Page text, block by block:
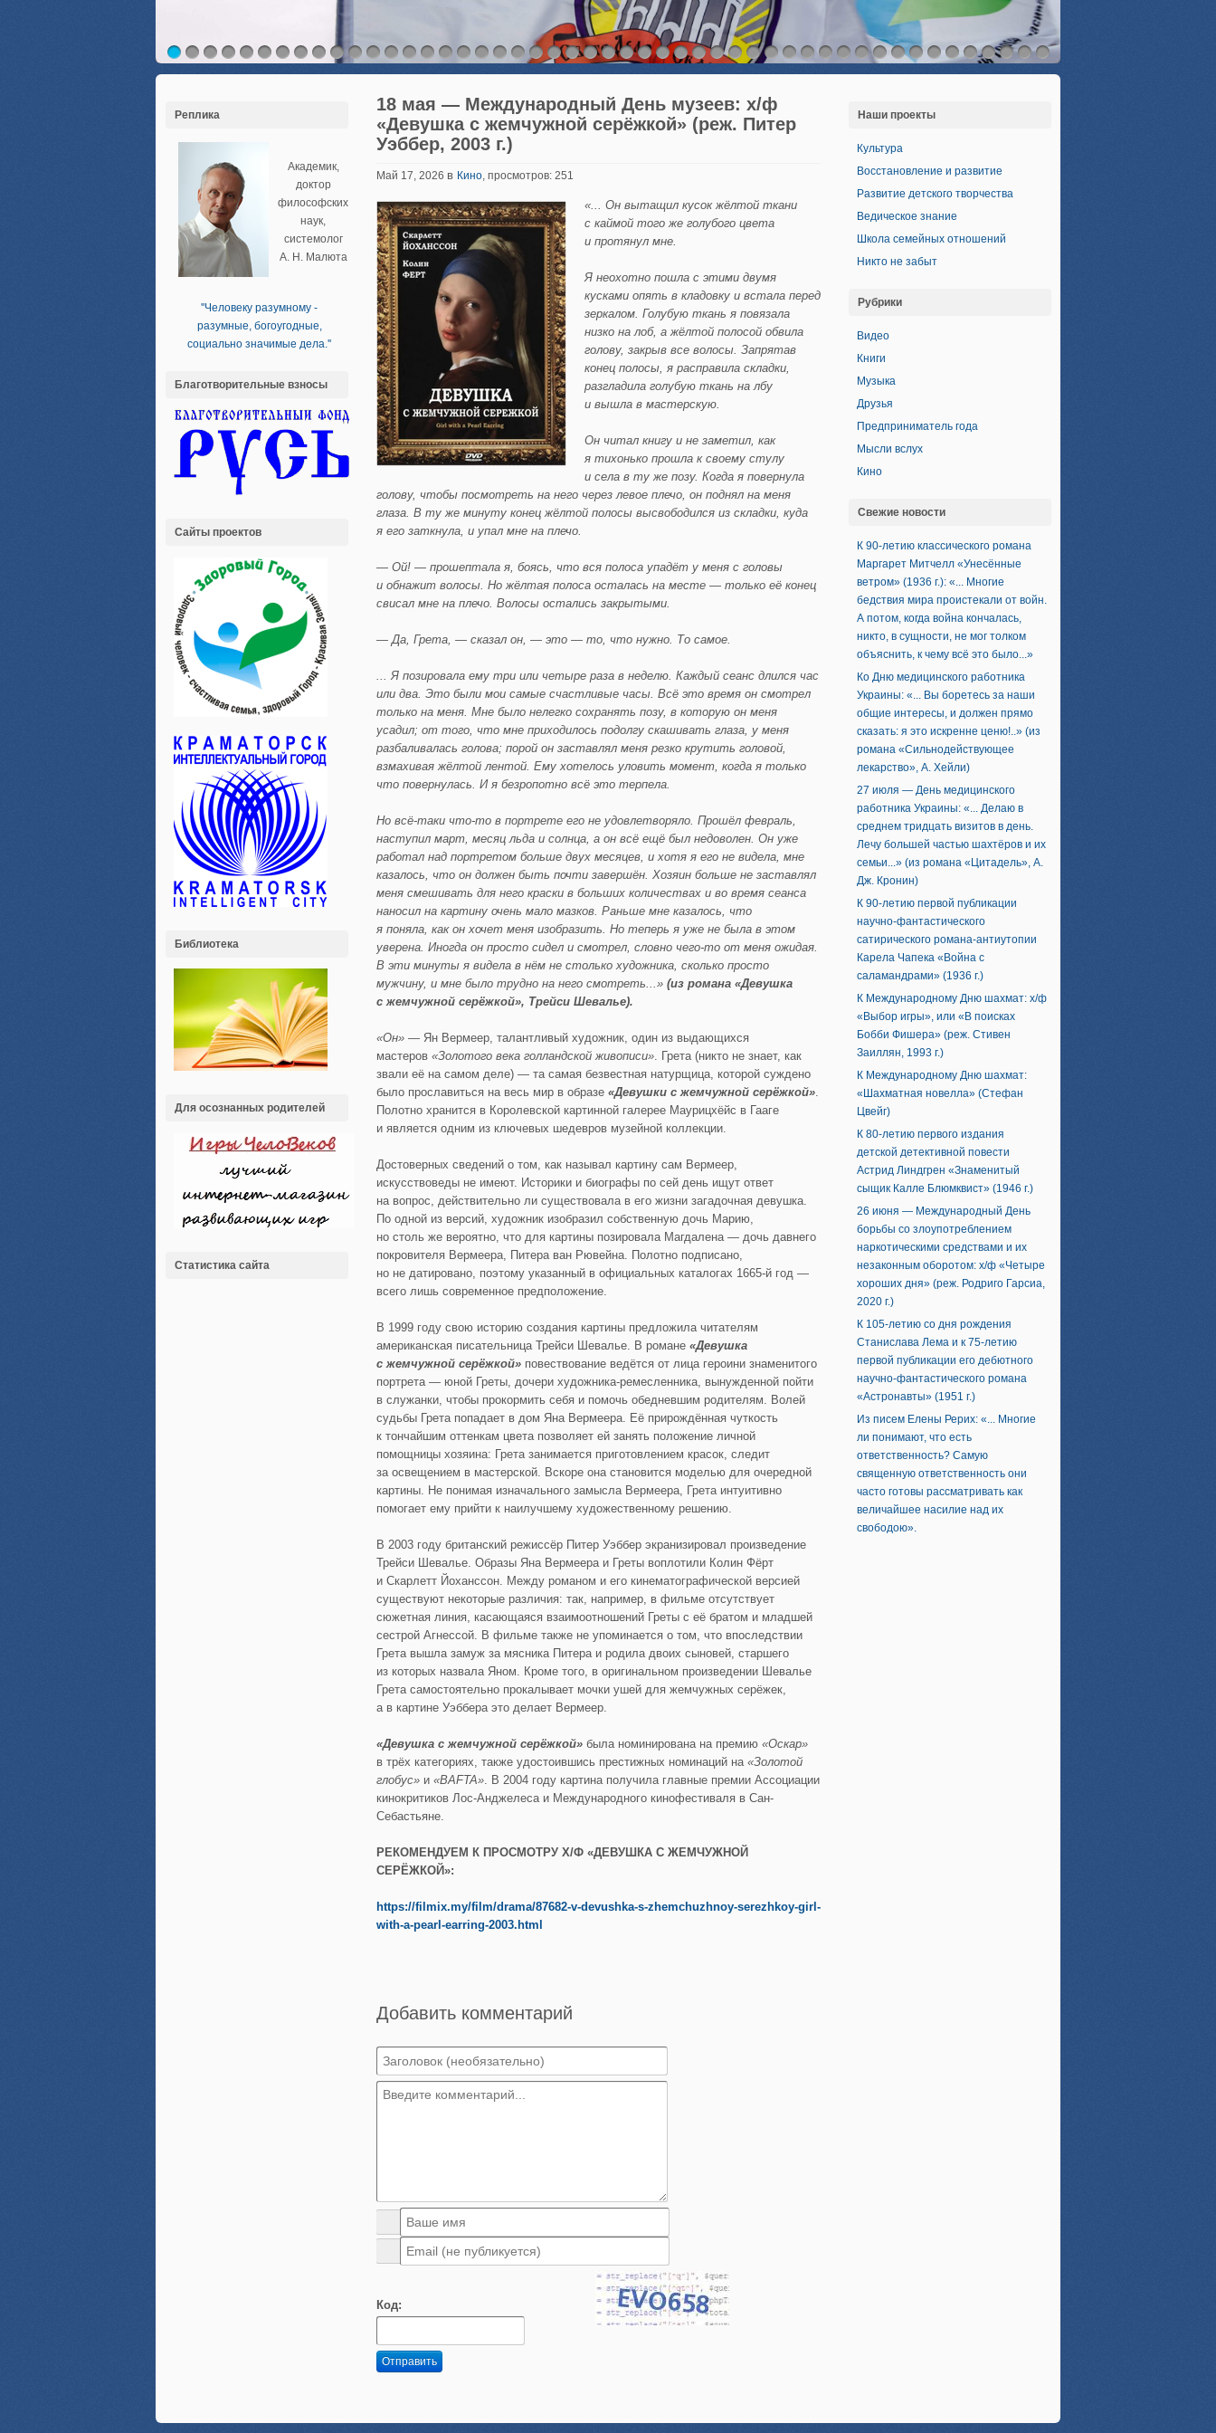
Реплика
Академик,
доктор
философских
наук,
системолог
А. Н. Малюта
''Человеку разумному -
разумные, богоугодные,
социально значимые дела.''
Благотворительные взносы
Сайты проектов
Библиотека
Для осознанных родителей
Статистика сайта
18 мая — Международный День музеев: х/ф
«Девушка с жемчужной серёжкой» (реж. Питер
Уэббер, 2003 г.)
Май 17, 2026 в Кино, просмотров: 251
«... Он вытащил кусок жёлтой ткани
с каймой того же голубого цвета
и протянул мне.
Я неохотно пошла с этими двумя
кусками опять в кладовку и встала перед
зеркалом. Голубую ткань я повязала
низко на лоб, а жёлтой полосой обвила
голову, закрыв все волосы. Запрятав
конец полосы, я расправила складки,
разгладила голубую ткань на лбу
и вышла в мастерскую.
Он читал книгу и не заметил, как
я тихонько прошла к своему стулу
и села в ту же позу. Когда я повернула
голову, чтобы посмотреть на него через левое плечо, он поднял на меня
глаза. В ту же минуту конец жёлтой полосы высвободился из складки, куда
я его заткнула, и упал мне на плечо.
— Ой! — прошептала я, боясь, что вся полоса упадёт у меня с головы
и обнажит волосы. Но жёлтая полоса осталась на месте — только её конец
свисал мне на плечо. Волосы остались закрытыми.
— Да, Грета, — сказал он, — это — то, что нужно. То самое.
...Я позировала ему три или четыре раза в неделю. Каждый сеанс длился час
или два. Это были мои самые счастливые часы. Всё это время он смотрел
только на меня. Мне было нелегко сохранять позу, в которую он меня
усадил; от того, что мне приходилось подолгу скашивать глаза, у меня
разбаливалась голова; порой он заставлял меня резко крутить головой,
взмахивая жёлтой лентой. Ему хотелось уловить момент, когда я только
что повернулась. И я безропотно всё это терпела.
Но всё-таки что-то в портрете его не удовлетворяло. Прошёл февраль,
наступил март, месяц льда и солнца, а он всё ещё был недоволен. Он уже
работал над портретом больше двух месяцев, и хотя я его не видела, мне
казалось, что он должен быть почти завершён. Хозяин больше не заставлял
меня смешивать для него краски в больших количествах и во время сеанса
наносил на картину очень мало мазков. Раньше мне казалось, что
я поняла, как он хочет меня изобразить. Но теперь я уже не была в этом
уверена. Иногда он просто сидел и смотрел, словно чего-то от меня ожидая.
В эти минуты я видела в нём не столько художника, сколько просто
мужчину, и мне было трудно на него смотреть...» (из романа «Девушка
с жемчужной серёжкой», Трейси Шевалье).
«Он» — Ян Вермеер, талантливый художник, один из выдающихся
мастеров «Золотого века голландской живописи». Грета (никто не знает, как
звали её на самом деле) — та самая безвестная натурщица, которой суждено
было прославиться на весь мир в образе «Девушки с жемчужной серёжкой».
Полотно хранится в Королевской картинной галерее Маурицхёйс в Гааге
и является одним из ключевых шедевров музейной коллекции.
Достоверных сведений о том, как называл картину сам Вермеер,
искусствоведы не имеют. Историки и биографы по сей день ищут ответ
на вопрос, действительно ли существовала в его жизни загадочная девушка.
По одной из версий, художник изобразил собственную дочь Марию,
но столь же вероятно, что для картины позировала Магдалена — дочь давнего
покровителя Вермеера, Питера ван Рювейна. Полотно подписано,
но не датировано, поэтому указанный в официальных каталогах 1665-й год —
всего лишь современное предположение.
В 1999 году свою историю создания картины предложила читателям
американская писательница Трейси Шевалье. В романе «Девушка
с жемчужной серёжкой» повествование ведётся от лица героини знаменитого
портрета — юной Греты, дочери художника-ремесленника, вынужденной пойти
в служанки, чтобы прокормить себя и помочь обедневшим родителям. Волей
судьбы Грета попадает в дом Яна Вермеера. Её прирождённая чуткость
к тончайшим оттенкам цвета позволяет ей занять положение личной
помощницы хозяина: Грета занимается приготовлением красок, следит
за освещением в мастерской. Вскоре она становится моделью для очередной
картины. Не понимая изначального замысла Вермеера, Грета интуитивно
помогает ему прийти к наилучшему художественному решению.
В 2003 году британский режиссёр Питер Уэббер экранизировал произведение
Трейси Шевалье. Образы Яна Вермеера и Греты воплотили Колин Фёрт
и Скарлетт Йоханссон. Между романом и его кинематографической версией
существуют некоторые различия: так, например, в фильме отсутствует
сюжетная линия, касающаяся взаимоотношений Греты с её братом и младшей
сестрой Агнессой. В фильме также не упоминается о том, что впоследствии
Грета вышла замуж за мясника Питера и родила двоих сыновей, старшего
из которых назвала Яном. Кроме того, в оригинальном произведении Шевалье
Грета самостоятельно прокалывает мочки ушей для жемчужных серёжек,
а в картине Уэббера это делает Вермеер.
«Девушка с жемчужной серёжкой» была номинирована на премию «Оскар»
в трёх категориях, также удостоившись престижных номинаций на «Золотой
глобус» и «BAFTA». В 2004 году картина получила главные премии Ассоциации
кинокритиков Лос-Анджелеса и Международного кинофестиваля в Сан-
Себастьяне.
РЕКОМЕНДУЕМ К ПРОСМОТРУ Х/Ф «ДЕВУШКА С ЖЕМЧУЖНОЙ
СЕРЁЖКОЙ»:
https://filmix.my/film/drama/87682-v-devushka-s-zhemchuzhnoy-serezhkoy-girl-
with-a-pearl-earring-2003.html
Добавить комментарий
Код:
Отправить
Наши проекты
Культура
Восстановление и развитие
Развитие детского творчества
Ведическое знание
Школа семейных отношений
Никто не забыт
Рубрики
Видео
Книги
Музыка
Друзья
Предприниматель года
Мысли вслух
Кино
Свежие новости
К 90-летию классического романа
Маргарет Митчелл «Унесённые
ветром» (1936 г.): «... Многие
бедствия мира проистекали от войн.
А потом, когда война кончалась,
никто, в сущности, не мог толком
объяснить, к чему всё это было...»
Ко Дню медицинского работника
Украины: «... Вы боретесь за наши
общие интересы, и должен прямо
сказать: я это искренне ценю!..» (из
романа «Сильнодействующее
лекарство», А. Хейли)
27 июля — День медицинского
работника Украины: «... Делаю в
среднем тридцать визитов в день.
Лечу большей частью шахтёров и их
семьи...» (из романа «Цитадель», А.
Дж. Кронин)
К 90-летию первой публикации
научно-фантастического
сатирического романа-антиутопии
Карела Чапека «Война с
саламандрами» (1936 г.)
К Международному Дню шахмат: х/ф
«Выбор игры», или «В поисках
Бобби Фишера» (реж. Стивен
Заиллян, 1993 г.)
К Международному Дню шахмат:
«Шахматная новелла» (Стефан
Цвейг)
К 80-летию первого издания
детской детективной повести
Астрид Линдгрен «Знаменитый
сыщик Калле Блюмквист» (1946 г.)
26 июня — Международный День
борьбы со злоупотреблением
наркотическими средствами и их
незаконным оборотом: х/ф «Четыре
хороших дня» (реж. Родриго Гарсиа,
2020 г.)
К 105-летию со дня рождения
Станислава Лема и к 75-летию
первой публикации его дебютного
научно-фантастического романа
«Астронавты» (1951 г.)
Из писем Елены Рерих: «... Многие
ли понимают, что есть
ответственность? Самую
священную ответственность они
часто готовы рассматривать как
величайшее насилие над их
свободою».